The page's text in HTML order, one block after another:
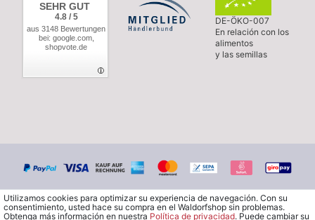
SEHR GUT
4.8 / 5
aus 3148 Bewertungen
bei: google.com,
shopvote.de
DE-ÖKO-007
En relación con los
alimentos
y las semillas
Utilizamos cookies para optimizar su experiencia de navegación. Con su
consentimiento, usted hace su compra en el Waldorfshop sin problemas.
Obtenga más información en nuestra Política de privacidad. Puede cambiar su